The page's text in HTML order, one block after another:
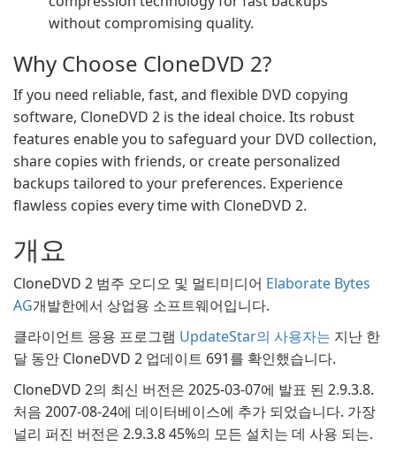
without compromising quality.
Why Choose CloneDVD 2?
If you need reliable, fast, and flexible DVD copying
software, CloneDVD 2 is the ideal choice. Its robust
features enable you to safeguard your DVD collection,
share copies with friends, or create personalized
backups tailored to your preferences. Experience
flawless copies every time with CloneDVD 2.
개요
CloneDVD 2 범주 오디오 및 멀티미디어 Elaborate Bytes
AG개발한에서 상업용 소프트웨어입니다.
클라이언트 응용 프로그램 UpdateStar의 사용자는 지난 한
달 동안 CloneDVD 2 업데이트 691를 확인했습니다.
CloneDVD 2의 최신 버전은 2025-03-07에 발표 된 2.9.3.8.
처음 2007-08-24에 데이터베이스에 추가 되었습니다. 가장
널리 퍼진 버전은 2.9.3.8 45%의 모든 설치는 데 사용 되는.